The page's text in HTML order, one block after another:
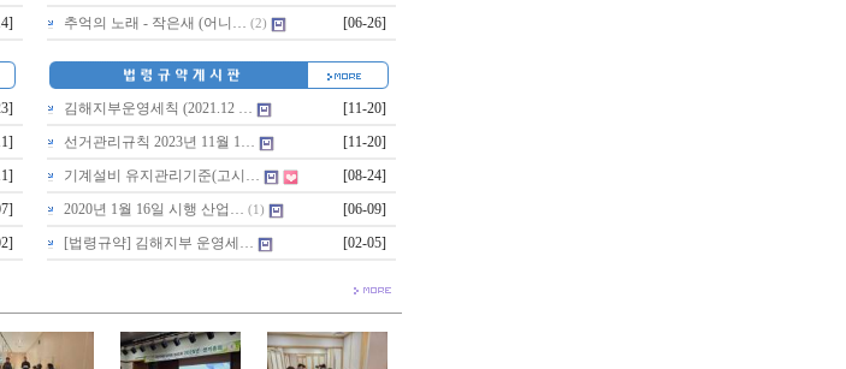
추억의 노래 - 작은새 (어니… (2) [06-26]
김해지부운영세칙 (2021.12 …
[11-20]
선거관리규칙 2023년 11월 1…
[11-20]
기계설비 유지관리기준(고시…
[08-24]
2020년 1월 16일 시행 산업… (1)
[06-09]
[법령규약] 김해지부 운영세…
[02-05]